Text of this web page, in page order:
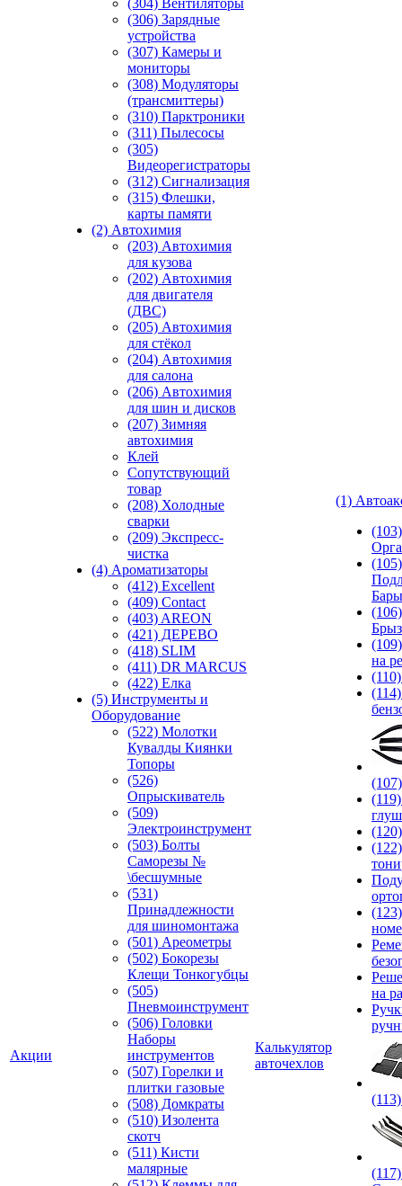
Акции
(304) Вентиляторы
(306) Зарядные
устройства
(307) Камеры и
мониторы
(308) Модуляторы
(трансмиттеры)
(310) Парктроники
(311) Пылесосы
(305)
Видеорегистраторы
(312) Сигнализация
(315) Флешки,
карты памяти
(2) Автохимия
(203) Автохимия
для кузова
(202) Автохимия
для двигателя
(ДВС)
(205) Автохимия
для стёкол
(204) Автохимия
для салона
(206) Автохимия
для шин и дисков
(207) Зимняя
автохимия
Клей
Сопутствующий
товар
(208) Холодные
сварки
(209) Экспреcс-
чистка
(4) Ароматизаторы
(412) Excellent
(409) Contact
(403) AREON
(421) ДЕРЕВО
(418) SLIM
(411) DR MARCUS
(422) Елка
(5) Инструменты и
Оборудование
(522) Молотки
Кувалды Киянки
Топоры
(526)
Опрыскиватель
(509)
Электроинструмент
(503) Болты
Саморезы №
\бесшумные
(531)
Принадлежности
для шиномонтажа
(501) Ареометры
(502) Бокорезы
Клещи Тонкогубцы
(505)
Пневмоинструмент
(506) Головки
Наборы
инструментов
(507) Горелки и
плитки газовые
(508) Домкраты
(510) Изолента
скотч
(511) Кисти
малярные
Калькулятор
авточехлов
(1)
(105)
Бары
(106)
на
на